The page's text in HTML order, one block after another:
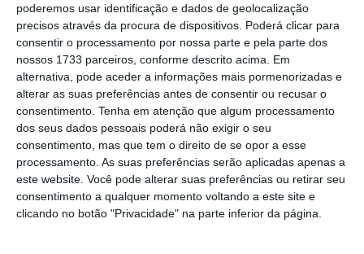
poderemos usar identificação e dados de geolocalização
precisos através da procura de dispositivos. Poderá clicar para
consentir o processamento por nossa parte e pela parte dos
nossos 1733 parceiros, conforme descrito acima. Em
alternativa, pode aceder a informações mais pormenorizadas e
alterar as suas preferências antes de consentir ou recusar o
consentimento. Tenha em atenção que algum processamento
dos seus dados pessoais poderá não exigir o seu
consentimento, mas que tem o direito de se opor a esse
processamento. As suas preferências serão aplicadas apenas a
este website. Você pode alterar suas preferências ou retirar seu
consentimento a qualquer momento voltando a este site e
clicando no botão "Privacidade" na parte inferior da página.
autonomia e liberdades que são
desconhecidas no resto do país, de acordo
com o princípio “Um país, dois sistemas”.
Para o ativista Joshua Wong, uma figura do
movimento de desobediência civil em 2014, a
mensagem enviada pela China aos
manifestantes pró-democracia não deixa
margem para dúvidas:“Pequim está a tentar
silenciar as vozes dos críticos de Hong Kong